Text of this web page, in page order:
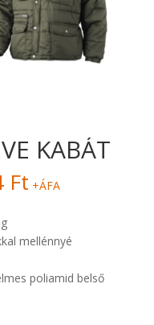
KABÁT
Ft
11.093 Ft
12.564 Ft
+ÁFA
mellénnyé
poliamid belső